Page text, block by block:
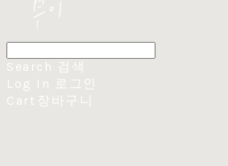
Search 검색
Log In 로그인
Cart 장바구니